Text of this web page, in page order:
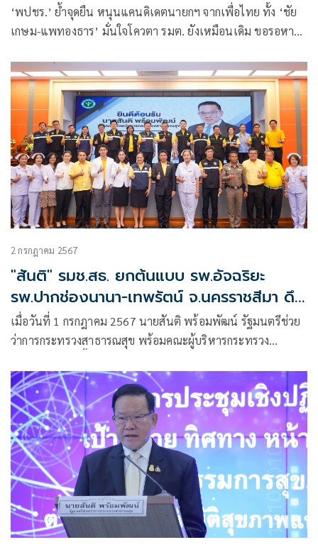
‘พปชร.’ ย้ำจุดยืน หนุนแคนดิเดตนายกฯ จากเพื่อไทย ทั้ง ‘ชัย
เกษม-แพทองธาร’ มั่นใจโควตา รมต. ยังเหมือนเดิม ขอรอหารือ
2 กรกฎาคม 2567
"สันติ" รมช.สธ. ยกต้นแบบ รพ.อัจฉริยะ
รพ.ปากช่องนานา-เทพรัตน์ จ.นครราชสีมา ดึง
เอกชนร่วมพัฒนาเขาใหญ่สู่แหล่งท่องเที่ยว
เชิงสุขภาพสร้างรายได้ประชาชนยั่งยืน
เมื่อวันที่ 1 กรกฎาคม 2567 นายสันติ พร้อมพัฒน์ รัฐมนตรีช่วย
ว่าการกระทรวงสาธารณสุข พร้อมคณะผู้บริหารกระทรวง
(ครม.) อย่างเป็นทางการนอกสถานที่ ในพื้นที่กลุ่มจังหวัดภาค
ตะวันออกเฉียงเหนือตอนล่าง 1 (นครราชสีมา ชัยภูมิ บุรีรัมย์